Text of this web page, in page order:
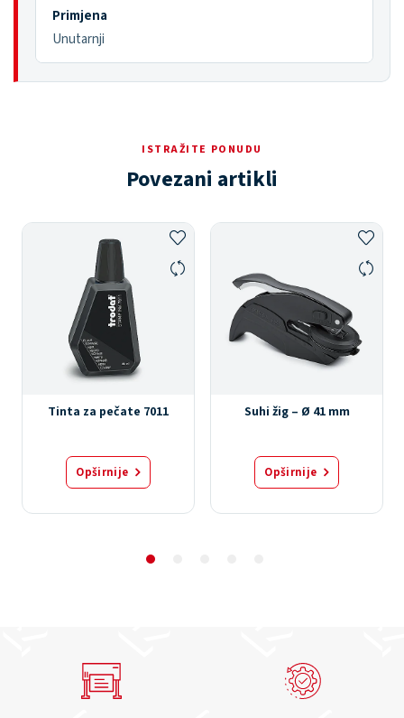
Primjena
Unutarnji
ISTRAŽITE PONUDU
Povezani artikli
Tinta za pečate 7011
Opširnije
Suhi žig – Ø 41 mm
Opširnije